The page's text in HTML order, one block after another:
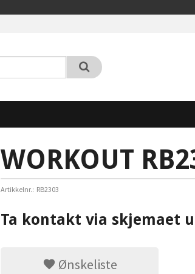
WORKOUT
Artikkelnr.: RB2303
Ta kontakt via skjemaet
Ønskeliste